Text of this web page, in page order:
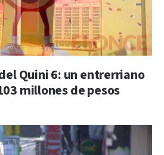
Quini 6: un entrerriano
millones de pesos